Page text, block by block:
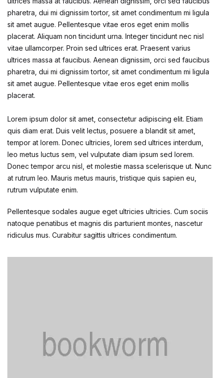
pharetra, dui mi dignissim tortor, sit amet condimentum mi ligula
sit amet augue. Pellentesque vitae eros eget enim mollis
placerat. Aliquam non tincidunt urna. Integer tincidunt nec nisl
vitae ullamcorper. Proin sed ultrices erat. Praesent varius
ultrices massa at faucibus. Aenean dignissim, orci sed faucibus
pharetra, dui mi dignissim tortor, sit amet condimentum mi ligula
sit amet augue. Pellentesque vitae eros eget enim mollis
placerat.
Lorem ipsum dolor sit amet, consectetur adipiscing elit. Etiam
quis diam erat. Duis velit lectus, posuere a blandit sit amet,
tempor at lorem. Donec ultricies, lorem sed ultrices interdum,
leo metus luctus sem, vel vulputate diam ipsum sed lorem.
Donec tempor arcu nisl, et molestie massa scelerisque ut. Nunc
at rutrum leo. Mauris metus mauris, tristique quis sapien eu,
rutrum vulputate enim.
Pellentesque sodales augue eget ultricies ultricies. Cum sociis
natoque penatibus et magnis dis parturient montes, nascetur
ridiculus mus. Curabitur sagittis ultrices condimentum.